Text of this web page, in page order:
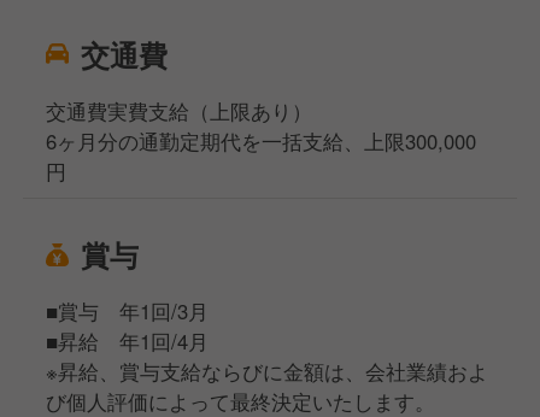
交通費
交通費実費支給（上限あり）
6ヶ月分の通勤定期代を一括支給、上限300,000
円
賞与
■賞与 年1回/3月
■昇給 年1回/4月
※昇給、賞与支給ならびに金額は、会社業績およ
び個人評価によって最終決定いたします。